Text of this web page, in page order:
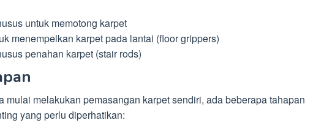
untuk memotong karpet
menempelkan karpet pada lantai (floor grippers)
penahan karpet (stair rods)
mulai melakukan pemasangan karpet sendiri, ada beberapa tahapan
yang perlu diperhatikan: